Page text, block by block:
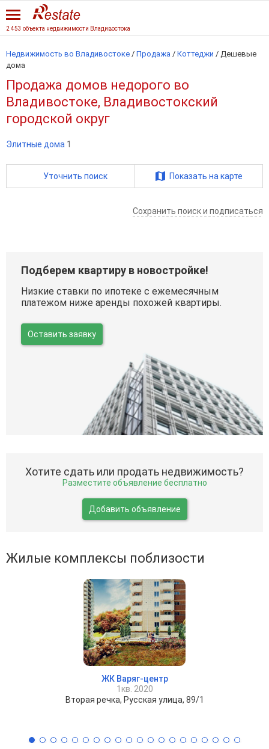
2 453 объекта недвижимости Владивостока
Недвижимость во Владивостоке / Продажа / Коттеджи / Дешевые
дома
Продажа домов недорого во
Владивостоке, Владивостокский
городской округ
Элитные дома 1
Уточнить поиск Показать на карте
Сохранить поиск и подписаться
Подберем квартиру в новостройке!
Низкие ставки по ипотеке с ежемесячным
платежом ниже аренды похожей квартиры.
Оставить заявку
Хотите сдать или продать недвижимость?
Разместите объявление бесплатно
Добавить объявление
Жилые комплексы поблизости
ЖК Варяг-центр
1кв. 2020
Вторая речка, Русская улица, 89/1